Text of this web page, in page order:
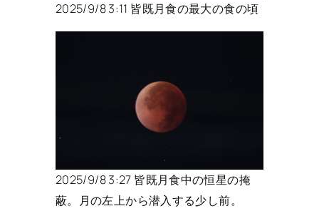
2025/9/8 3:11 皆既月食の最大の食の頃
2025/9/8 3:27 皆既月食中の恒星の掩
蔽。月の左上から潜入する少し前。